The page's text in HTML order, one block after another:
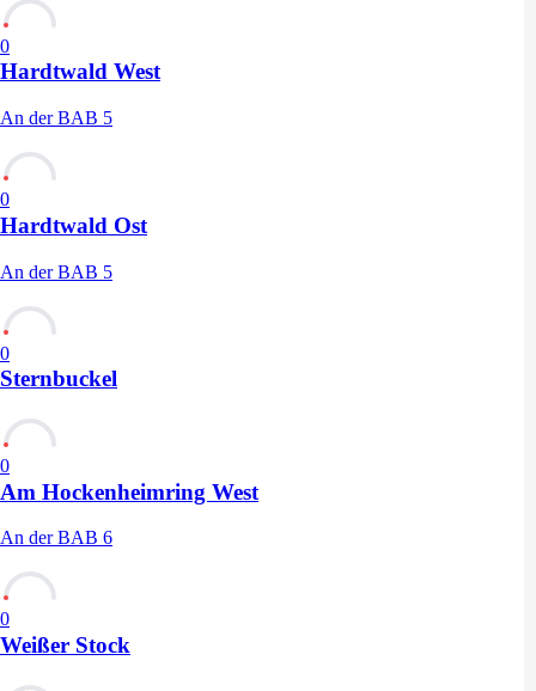
0
Hardtwald West
An der BAB 5
0
Hardtwald Ost
An der BAB 5
0
Sternbuckel
0
Am Hockenheimring West
An der BAB 6
0
Weißer Stock